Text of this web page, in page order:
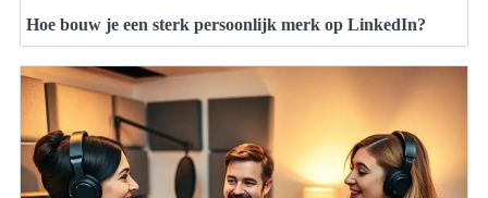
Hoe bouw je een sterk persoonlijk merk op LinkedIn?